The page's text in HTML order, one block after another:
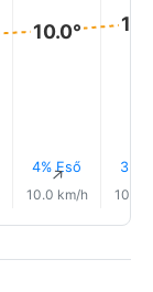
10.0°
4% Eső
↑
10.0 km/h
3%
10.0